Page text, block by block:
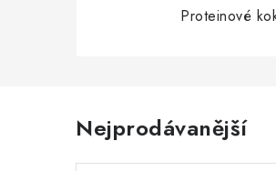
Proteinové
Nejprodávanější